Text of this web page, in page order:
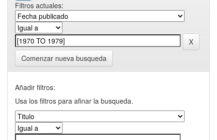
Filtros actuales:
Comenzar nueva busqueda
Añadir filtros:
Usa los filtros para afinar la busqueda.